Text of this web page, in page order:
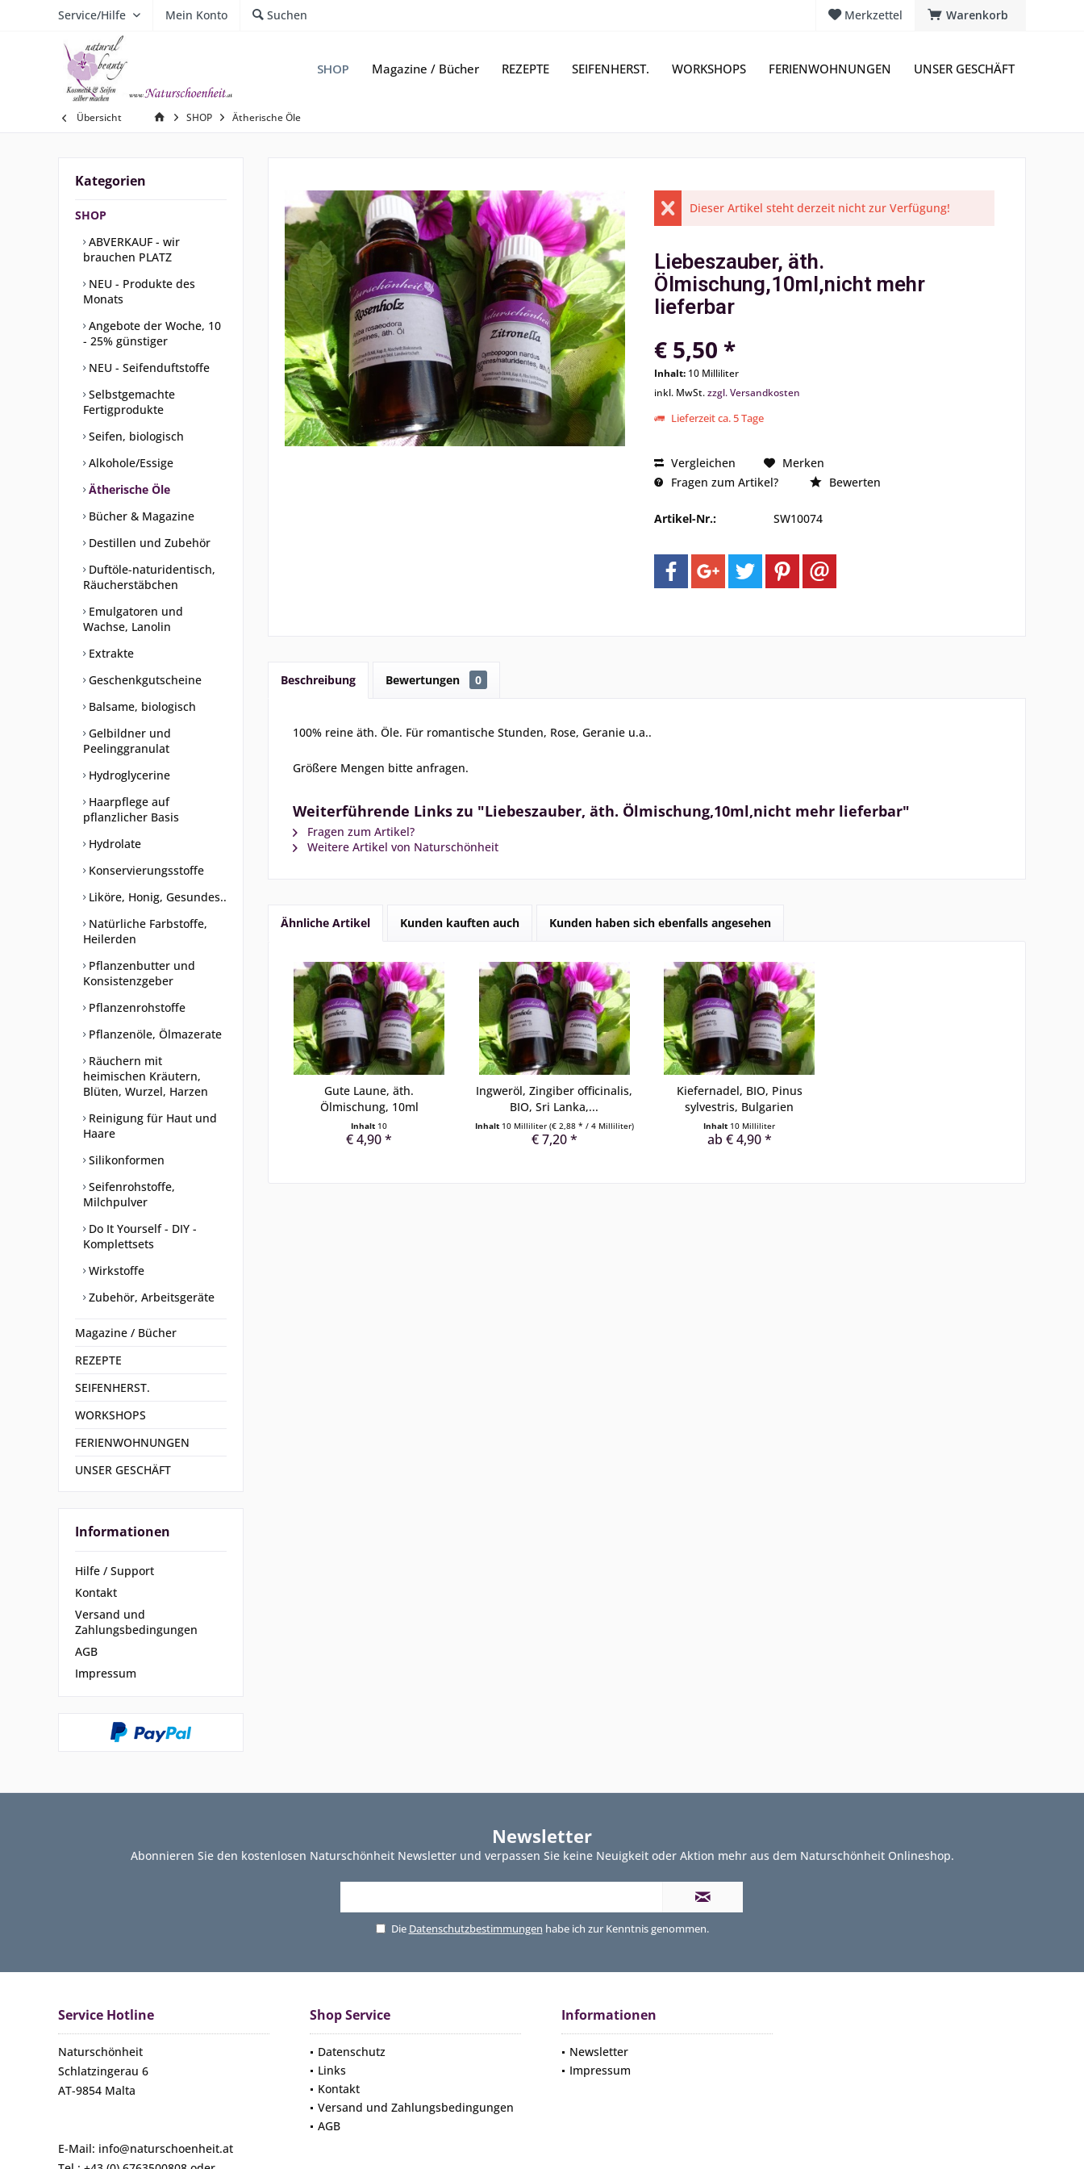
Warenkorb
Merkzettel
Service/Hilfe Mein Konto Suchen
SHOP Magazine / Bücher REZEPTE SEIFENHERST. WORKSHOPS FERIENWOHNUNGEN UNSER GESCHÄFT
Übersicht SHOP Ätherische Öle
Kategorien
SHOP
ABVERKAUF - wir
brauchen PLATZ
NEU - Produkte des
Monats
Angebote der Woche, 10
- 25% günstiger
NEU - Seifenduftstoffe
Selbstgemachte
Fertigprodukte
Seifen, biologisch
Alkohole/Essige
Ätherische Öle
Bücher & Magazine
Destillen und Zubehör
Duftöle-naturidentisch,
Räucherstäbchen
Emulgatoren und
Wachse, Lanolin
Extrakte
Geschenkgutscheine
Balsame, biologisch
Gelbildner und
Peelinggranulat
Hydroglycerine
Haarpflege auf
pflanzlicher Basis
Hydrolate
Konservierungsstoffe
Liköre, Honig, Gesundes..
Natürliche Farbstoffe,
Heilerden
Pflanzenbutter und
Konsistenzgeber
Pflanzenrohstoffe
Pflanzenöle, Ölmazerate
Räuchern mit
heimischen Kräutern,
Blüten, Wurzel, Harzen
Reinigung für Haut und
Haare
Silikonformen
Seifenrohstoffe,
Milchpulver
Do It Yourself - DIY -
Komplettsets
Wirkstoffe
Zubehör, Arbeitsgeräte
Magazine / Bücher
REZEPTE
SEIFENHERST.
WORKSHOPS
FERIENWOHNUNGEN
UNSER GESCHÄFT
Informationen
Hilfe / Support
Kontakt
Versand und
Zahlungsbedingungen
AGB
Impressum
Dieser Artikel steht derzeit nicht zur Verfügung!
Liebeszauber, äth.
Ölmischung,10ml,nicht mehr
lieferbar
€ 5,50 *
Inhalt: 10 Milliliter
inkl. MwSt.zzgl. Versandkosten
Lieferzeit ca. 5 Tage
Vergleichen
Merken
Fragen zum Artikel?
Bewerten
Artikel-Nr.: SW10074
Beschreibung Bewertungen 0
100% reine äth. Öle. Für romantische Stunden, Rose, Geranie u.a..
Größere Mengen bitte anfragen.
Weiterführende Links zu "Liebeszauber, äth. Ölmischung,10ml,nicht mehr lieferbar"
Fragen zum Artikel?
Weitere Artikel von Naturschönheit
Ähnliche Artikel Kunden kauften auch Kunden haben sich ebenfalls angesehen
Gute Laune, äth.
Ölmischung, 10ml
Inhalt 10
€ 4,90 *
Ingweröl, Zingiber officinalis,
BIO, Sri Lanka,...
Inhalt 10 Milliliter (€ 2,88 * / 4 Milliliter)
€ 7,20 *
Kiefernadel, BIO, Pinus
sylvestris, Bulgarien
Inhalt 10 Milliliter
ab € 4,90 *
Newsletter
Abonnieren Sie den kostenlosen Naturschönheit Newsletter und verpassen Sie keine Neuigkeit oder Aktion mehr aus dem Naturschönheit Onlineshop.
Die Datenschutzbestimmungen habe ich zur Kenntnis genommen.
Service Hotline
Naturschönheit
Schlatzingerau 6
AT-9854 Malta
E-Mail: info@naturschoenheit.at
Shop Service
Datenschutz
Links
Kontakt
Versand und Zahlungsbedingungen
AGB
Informationen
Newsletter
Impressum